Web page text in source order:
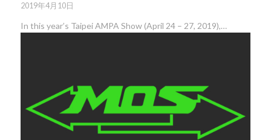
2019年4月10日
In this year’s Taipei AMPA Show (April 24 – 27, 2019),…